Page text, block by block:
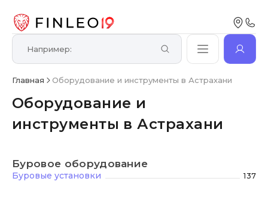
Главная Оборудование и инструменты в Астрахани
Оборудование и
инструменты в Астрахани
Буровое оборудование
Буровые установки 137